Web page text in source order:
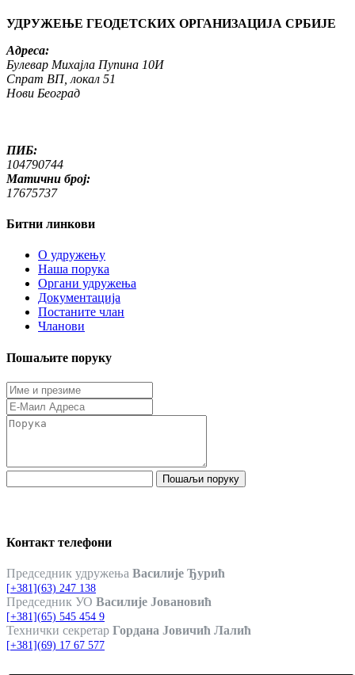
УДРУЖЕЊЕ ГЕОДЕТСКИХ ОРГАНИЗАЦИЈА СРБИЈЕ
Адреса:
Булевар Михајла Пупина 10И
Спрат ВП, локал 51
Нови Београд
ПИБ:
104790744
Матични број:
17675737
Битни линкови
O удружењу
Наша порука
Органи удружења
Документација
Постаните члан
Чланови
Пошаљите поруку
Пошаљи поруку
Контакт телефони
Председник удружења Василије Ђурић
[+381](63) 247 138
Председник УО Василије Јовановић
[+381](65) 545 454 9
Технички секретар Гордана Јовичић Лалић
[+381](69) 17 67 577